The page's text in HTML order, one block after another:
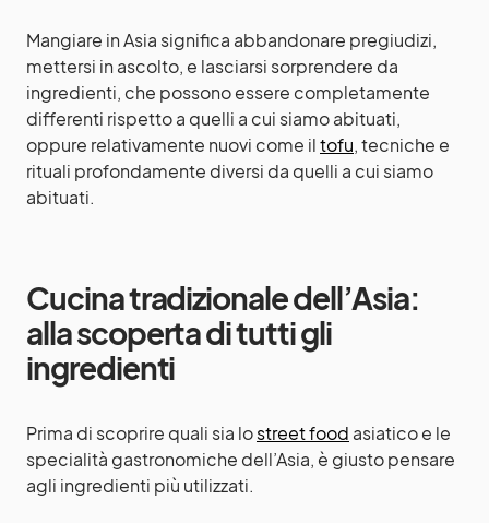
Mangiare in Asia significa abbandonare pregiudizi,
mettersi in ascolto, e lasciarsi sorprendere da
ingredienti, che possono essere completamente
differenti rispetto a quelli a cui siamo abituati,
oppure relativamente nuovi come iltofu, tecniche e
rituali profondamente diversi da quelli a cui siamo
abituati.
Cucina tradizionale dell’Asia:
alla scoperta di tutti gli
ingredienti
Prima di scoprire quali sia lostreet food asiatico e le
specialità gastronomiche dell’Asia, è giusto pensare
agli ingredienti più utilizzati.